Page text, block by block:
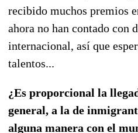
recibido muchos premios
ahora no han contado con
internacional, así que
talentos...
¿Es proporcional la
general, a la de
alguna manera con el